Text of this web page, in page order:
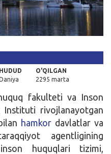
HUDUD
O'QILGAN
2295 marta
fakulteti va Inson
Instituti rivojlanayotgan
hamkor davlatlar va
agentligining
huquqlari tizimi,